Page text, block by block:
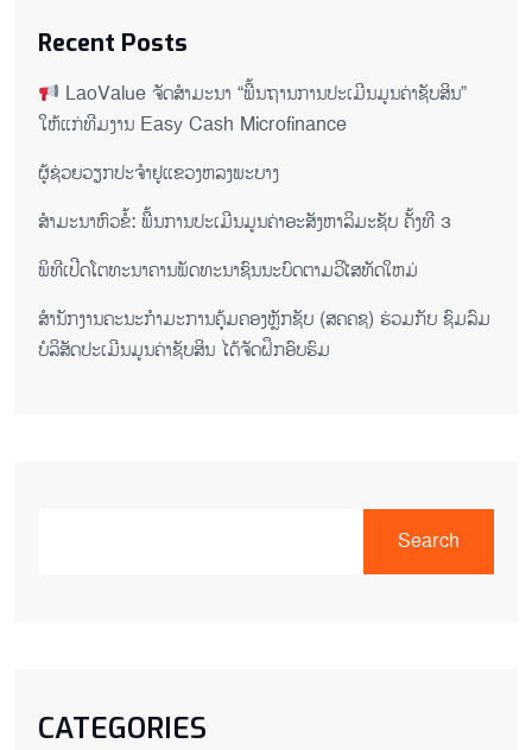
Recent Posts
LaoValue ຈັດສຳມະນາ “ພື້ນຖານການປະເມີນມູນຄ່າຊັບສິນ”
ໃຫ້ແກ່ທີມງານ Easy Cash Microfinance
ຜູ້ຊ່ວຍ​ວຽກປະ​ຈຳ​ຢູ​​ແຂວງຫລງ​ພະ​ບາງ
ສຳມະນາຫົວຂໍ້: ພື້ນການປະເມີນມູນຄ່າອະສັງຫາລິມະຊັບ ຄັ້ງທີ 3
ພິ​ທີ​ເປີດ​ໂຕ​ທະ​ນາ​ຄານ​ພັດ​ທະ​ນາ​ຊົນ​ນະ​ບົດ​ຕາມ​ວິ​ໄສ​ທັດ​ໃຫມ່
ສໍານັກງານຄະນະກໍາມະການຄຸ້ມຄອງຫຼັກຊັບ (ສຄຄຊ) ຮ່ວມກັບ ຊົມລົມ
ບໍລິສັດປະເມີນມູນຄ່າຊັບສິນ ໄດ້ຈັດຝຶກອົບຮົມ
Search
CATEGORIES